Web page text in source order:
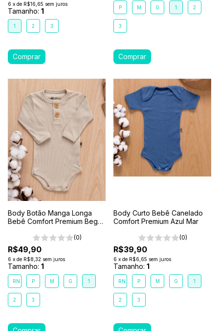
6 x de R$16,65 sem juros
Tamanho: 1
1 2 3
P M G 1 2
3
Body Botão Manga Longa
Bebê Comfort Premium Bege
(0)
R$49,90
6 x de R$8,32 sem juros
Tamanho: 1
RN P M G 1
2 3
Body Curto Bebê Canelado
Comfort Premium Azul Mar
(0)
R$39,90
6 x de R$6,65 sem juros
Tamanho: 1
RN P M G 1
2 3